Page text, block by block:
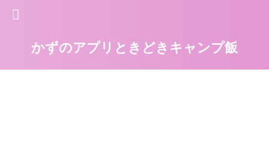
かずのアプリときどきキャンプ飯